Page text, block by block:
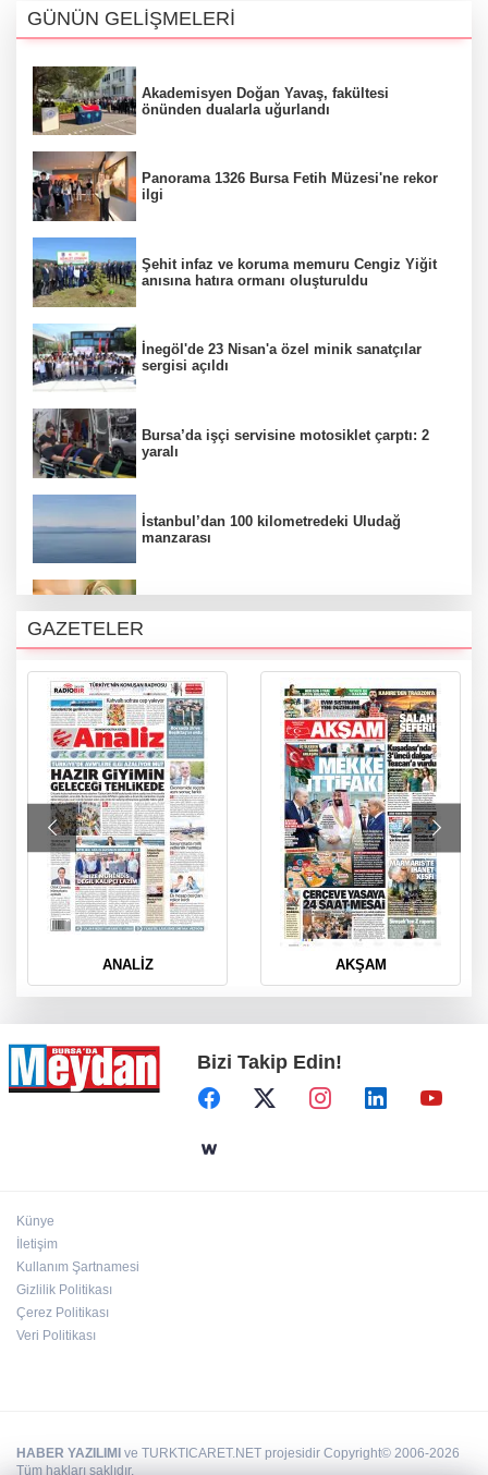
GÜNÜN GELİŞMELERİ
Akademisyen Doğan Yavaş, fakültesi
önünden dualarla uğurlandı
Panorama 1326 Bursa Fetih Müzesi'ne rekor
ilgi
Şehit infaz ve koruma memuru Cengiz Yiğit
anısına hatıra ormanı oluşturuldu
İnegöl'de 23 Nisan'a özel minik sanatçılar
sergisi açıldı
Bursa’da işçi servisine motosiklet çarptı: 2
yaralı
İstanbul’dan 100 kilometredeki Uludağ
manzarası
Yıldırım’da su kesintisi uyarısı
Nilüfer'de Anadolu rüzgarı
Bursa'da meydana gelen heyelan yolu
parçalara ayırdı
Bursa'da motosiklet kazası: 1 yaralı
GAZETELER
ANALİZ AKŞAM
Bizi Takip Edin!
Künye
İletişim
Kullanım Şartnamesi
Gizlilik Politikası
Çerez Politikası
Veri Politikası
HABER YAZILIMI ve TURKTICARET.NET projesidir Copyright© 2006-2026
Tüm hakları saklıdır.